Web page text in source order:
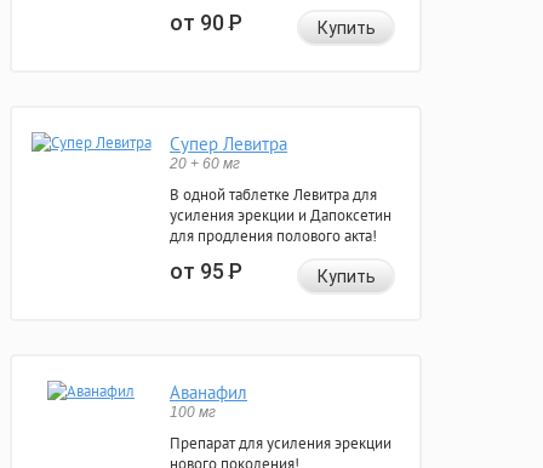
от 90Р Купить
Супер Левитра
20 + 60 мг
В одной таблетке Левитра для
усиления эрекции и Дапоксетин
для продления полового акта!
от 95Р Купить
Аванафил
100 мг
Препарат для усиления эрекции